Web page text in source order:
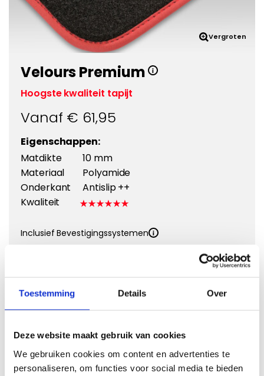
Toestemming Details Over
Deze website maakt gebruik van cookies
We gebruiken cookies om content en advertenties te
personaliseren, om functies voor social media te bieden
Vergroten
Velours Premium
Hoogste kwaliteit tapijt
Vanaf € 61,95
Eigenschappen:
Matdikte
10 mm
Materiaal
Polyamide
Onderkant
Antislip ++
Kwaliteit
Inclusief Bevestigingssystemen
Kies Velours Premium